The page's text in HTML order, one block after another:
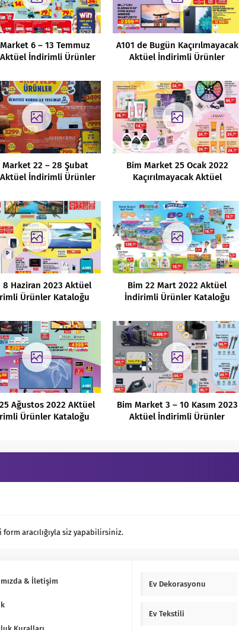
6 – 13 Temmuz
İndirimli Ürünler
A101 de Bugün Kaçırılmayacak
Aktüel İndirimli Ürünler
Market 22 – 28 Şubat
İndirimli Ürünler
Bim Market 25 Ocak 2022
Kaçırılmayacak Aktüel
8 Haziran 2023 Aktüel
Ürünler Kataloğu
Bim 22 Mart 2022 Aktüel
İndirimli Ürünler Kataloğu
Ağustos 2022 AKtüel
Ürünler Kataloğu
Bim Market 3 – 10 Kasım 2023
Aktüel İndirimli Ürünler
aracılığıyla siz yapabilirsiniz.
& İletişim Ev Dekorasyonu
Ev Tekstili